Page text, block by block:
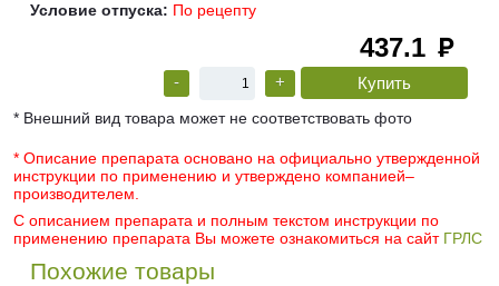
Условие отпуска: По рецепту
437.1 руб
- +
* Внешний вид товара может не соответствовать фото
* Описание препарата основано на официально утвержденной
инструкции по применению и утверждено компанией–
производителем.
С описанием препарата и полным текстом инструкции по
применению препарата Вы можете ознакомиться на сайт ГРЛС
Похожие товары